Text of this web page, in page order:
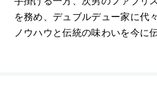
を務め、デュブルデュー家に代
ノウハウと伝統の味わいを今に